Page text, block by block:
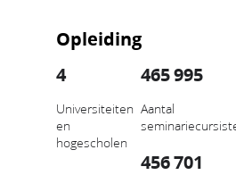
Opleiding
4
Universiteiten
en
hogescholen
465 995
Aantal
456 701